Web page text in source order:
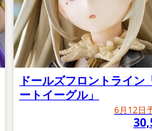
ドールズフロントライン
ートイーグル」
6月12日